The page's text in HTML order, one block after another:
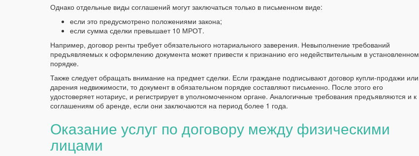
Однако отдельные виды соглашений могут заключаться только в письменном виде:
если это предусмотрено положениями закона;
если сумма сделки превышает 10 МРОТ.
Например, договор ренты требует обязательного нотариального заверения. Невыполнение требований
предъявляемых к оформлению документа может привести к признанию его недействительным в установленном
порядке.
Также следует обращать внимание на предмет сделки. Если граждане подписывают договор купли-продажи или
дарения недвижимости, то документ в обязательном порядке составляют письменно. После этого его
удостоверяет нотариус, и регистрирует в уполномоченном органе. Аналогичные требования предъявляются и к
соглашениям об аренде, если они заключаются на период более 1 года.
Оказание услуг по договору между физическими
лицами